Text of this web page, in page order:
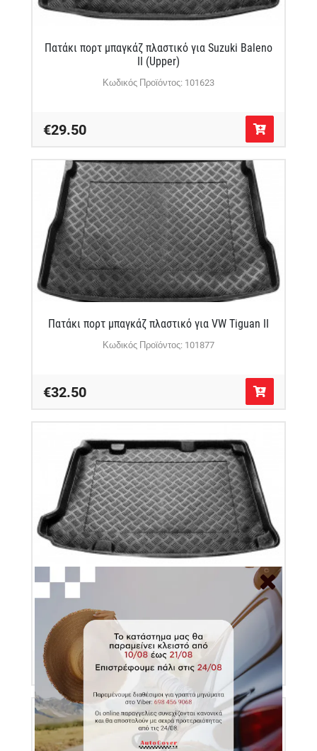
Πατάκι πορτ μπαγκάζ πλαστικό για Suzuki Baleno
II (Upper)
Κωδικός Προϊόντος: 101623
€29.50
Πατάκι πορτ μπαγκάζ πλαστικό για VW Tiguan II
Κωδικός Προϊόντος: 101877
€32.50
Πατάκι πορτ μπαγκάζ πλαστικό για Citroen DS4
Κωδικός Προϊόντος: 100138
€32.00